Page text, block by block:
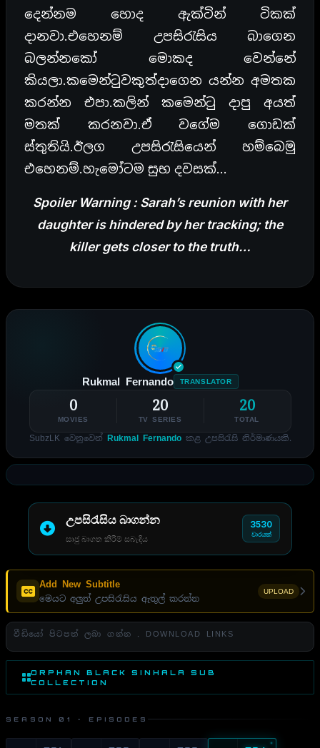
දෙන්නම හොද ඇක්ටින් ටිකක්
දානවා.එහෙනම් උපසිරැසිය බාගෙන
බලන්නකෝ මොකද වෙන්නේ
කියලා.කමෙන්ටුවකුත්දාගෙන යන්න අමතක
කරන්න එපා.කලින් කමෙන්ටු දාපු අයත්
මතක් කරනවා.ඒ වගේම ගොඩක්
ස්තුතියි.ඊලග උපසිරැසියෙන් හම්බෙමු
එහෙනම්.හැමෝටම සුභ දවසක්…
Spoiler Warning : Sarah’s reunion with her
daughter is hindered by her tracking; the
killer gets closer to the truth…
Rukmal Fernando TRANSLATOR
0
MOVIES
20
TV SERIES
20
TOTAL
SubzLK වෙනුවෙන් Rukmal Fernandoකළ උපසිරැසි නිර්මාණයකි.
උපසිරැසිය බාගන්න
සෘජු බාගත කිරීම් සබැඳිය
3530
වාරයක්
Add New Subtitle
මෙයට අලුත් උපසිරැසිය ඇතුල් කරන්න
UPLOAD
වීඩියෝ පිටපත් ලබා ගන්න . DOWNLOAD LINKS
ORPHAN BLACK SINHALA SUB
COLLECTION
SEASON 01 · EPISODES